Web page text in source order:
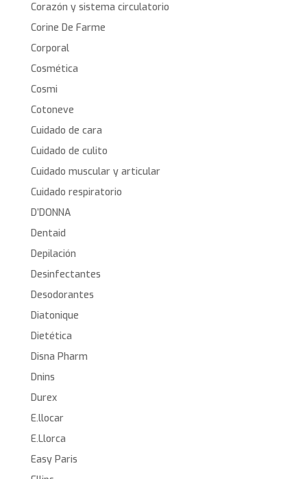
Corazón y sistema circulatorio
Corine De Farme
Corporal
Cosmética
Cosmi
Cotoneve
Cuidado de cara
Cuidado de culito
Cuidado muscular y articular
Cuidado respiratorio
D’DONNA
Dentaid
Depilación
Desinfectantes
Desodorantes
Diatonique
Dietética
Disna Pharm
Dnins
Durex
E.llocar
E.Llorca
Easy Paris